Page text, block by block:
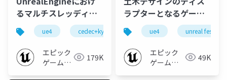
るマルチスレッディン
グ入門 タスクグラフ編
【CEDEC+KYUSHU
2021 ONLINE】
ue4 cedec+kyushu 2021 online ue-optimize
エピック
ゲームズ
179K
ラプターとなるゲーム
エンジン ～水辺のデ
ザインのワークフロー
を例に～【UNREAL
FEST EXTREME 2021
WINTER】
ue4 unreal fest
エピック
ゲームズ
49K